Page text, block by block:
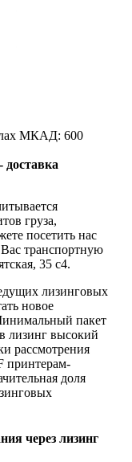
МКАД: 600
доставка
груза,
посетить нас
транспортную
35 c4.
лизинговых
новое
пакет
лизинг высокий
рассмотрения
принтерам-
доля
через лизинг